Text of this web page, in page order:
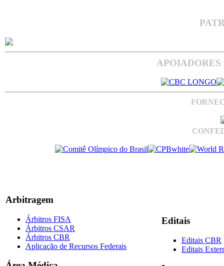
Arbitragem
Árbitros FISA
Árbitros CSAR
Árbitros CBR
Aplicação de Recursos Federais
Editais
Editais CBR
Editais